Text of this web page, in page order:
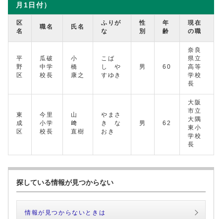
月1日付）
区
名
職名 氏名
ふりが
な
性
別
年
齢
現在
の職
平
野
区
瓜破
中学
校長
小
橋
康之
こば
し や
すゆき
男 60
奈良
県立
高等
学校
長
東
成
区
今里
小学
校長
山
﨑
直樹
やまさ
き な
おき
男 62
大阪
市立
大隅
東小
学校
長
探している情報が見つからない
情報が見つからないときは